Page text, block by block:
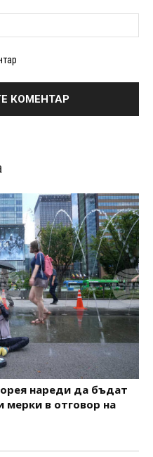
нареди да бъдат
мерки в отговор на